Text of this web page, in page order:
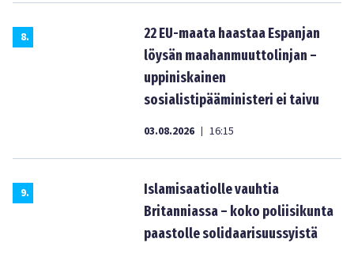
8.
22 EU-maata haastaa Espanjan
löysän maahanmuuttolinjan –
uppiniskainen
sosialistipääministeri ei taivu
03.08.2026 | 16:15
9.
Islamisaatiolle vauhtia
Britanniassa – koko poliisikunta
paastolle solidaarisuussyistä